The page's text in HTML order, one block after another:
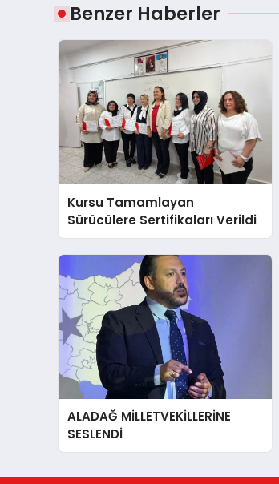
Benzer Haberler
Kursu Tamamlayan
Sürücülere Sertifikaları Verildi
ALADAĞ MİLLETVEKİLLERİNE
SESLENDİ